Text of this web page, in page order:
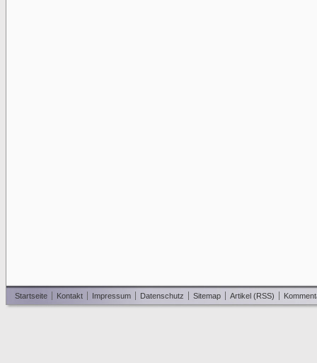
Startseite Kontakt Impressum Datenschutz Sitemap Artikel (RSS)